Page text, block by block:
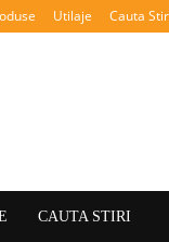
Utilaje Cauta
CAUTA STIRI